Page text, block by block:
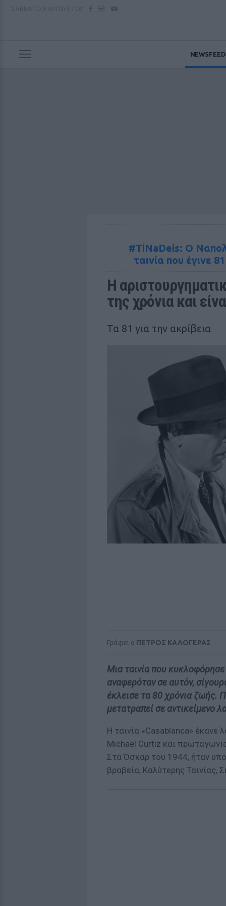
NEWSFEED
#TiNaDeis: Ο
ταινία που έγινε
Η
της χρόνια και
Τα 81 για την ακρίβεια
Γράφει ο ΠΕΤΡΟΣ ΚΑΛΟΓΕΡΑΣ
Μια ταινία που
αναφερόταν σε αυτόν,
έκλεισε τα 80 χρόνια ζωής.
μετατραπεί σε αντικείμενο
Η ταινία «Casablanca» έκανε
Michael Curtiz και
Στα Όσκαρ του 1944, ήταν
βραβεία, Καλύτερης Ταινίας,